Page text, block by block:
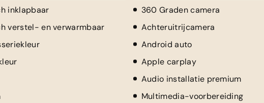
inklapbaar
verstel- en verwarmbaar
360 Graden camera
Achteruitrijcamera
Android auto
Apple carplay
Audio installatie premium
Multimedia-voorbereiding